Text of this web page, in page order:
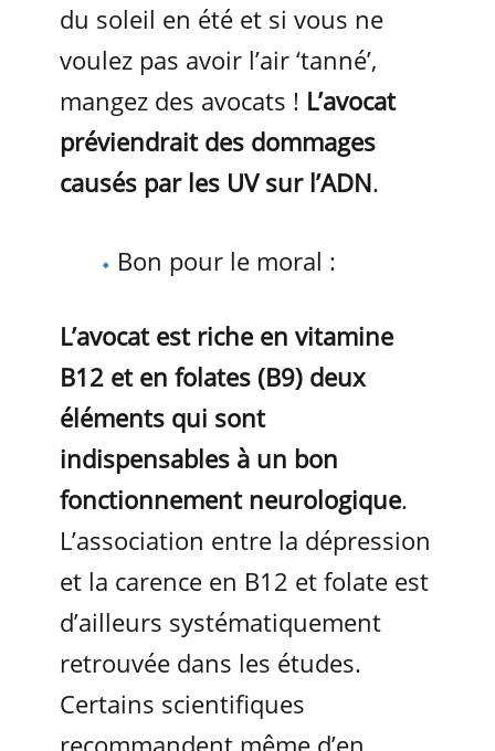
du soleil en été et si vous ne
voulez pas avoir l’air ‘tanné’,
mangez des avocats ! L’avocat
préviendrait des dommages
causés par les UV sur l’ADN.
Bon pour le moral :
L’avocat est riche en vitamine
B12 et en folates (B9) deux
éléments qui sont
indispensables à un bon
fonctionnement neurologique.
L’association entre la dépression
et la carence en B12 et folate est
d’ailleurs systématiquement
retrouvée dans les études.
Certains scientifiques
recommandent même d’en